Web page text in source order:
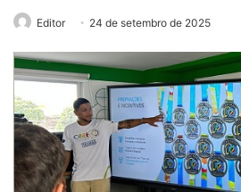
Editor 24 de setembro de 2025